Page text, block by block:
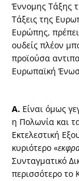
Έννομης Τάξης
Τάξεις της
Ευρώπης,
ουδείς πλέον
προϊούσα
Ευρωπαϊκή
Α. Είναι όμως
η Πολωνία και
Εκτελεστική
κυριότερο «
Συνταγματικό
περισσότερο το